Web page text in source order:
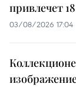
привлечет
03/08/2026 17:04